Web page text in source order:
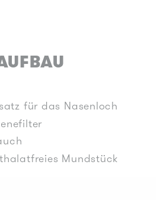
für das Nasenloch
Mundstück